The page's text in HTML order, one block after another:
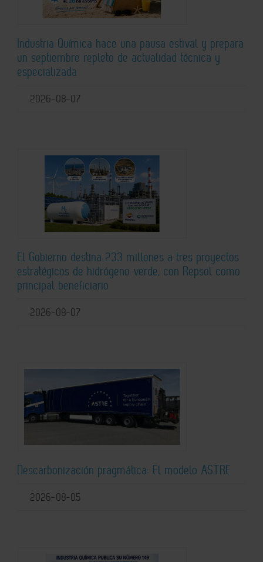
Industria Química hace una pausa estival y prepara
un septiembre repleto de actualidad técnica y
especializada
2026-08-07
El Gobierno destina 233 millones a tres proyectos
estratégicos de hidrógeno verde, con Repsol como
principal beneficiario
2026-08-07
Descarbonización pragmática: El modelo ASTRE
2026-08-05